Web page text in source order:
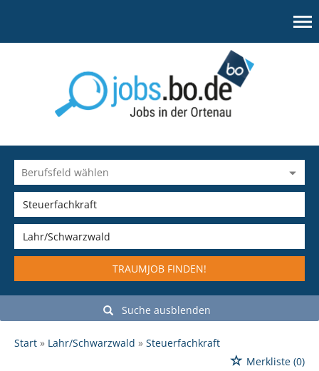
TRAUMJOB FINDEN!
Suche ausblenden
Start Lahr/Schwarzwald
Steuerfachkraft
Merkliste (0)